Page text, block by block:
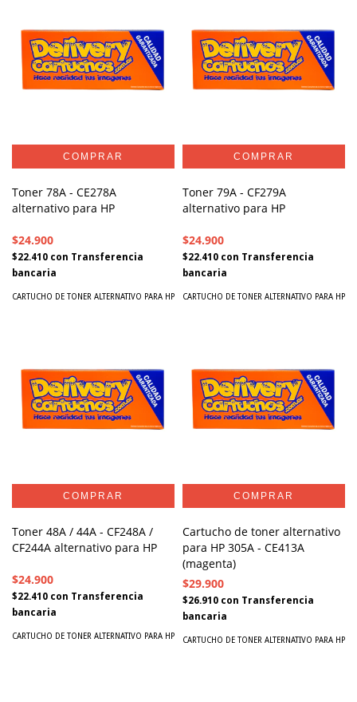
Toner 78A - CE278A
alternativo para HP
$24.900
$22.410 con Transferencia
bancaria
CARTUCHO DE TONER ALTERNATIVO PARA HP
Toner 79A - CF279A
alternativo para HP
$24.900
$22.410 con Transferencia
bancaria
CARTUCHO DE TONER ALTERNATIVO PARA HP
Toner 48A / 44A - CF248A /
CF244A alternativo para HP
$24.900
$22.410 con Transferencia
bancaria
CARTUCHO DE TONER ALTERNATIVO PARA HP
Cartucho de toner alternativo
para HP 305A - CE413A
(magenta)
$29.900
$26.910 con Transferencia
bancaria
CARTUCHO DE TONER ALTERNATIVO PARA HP